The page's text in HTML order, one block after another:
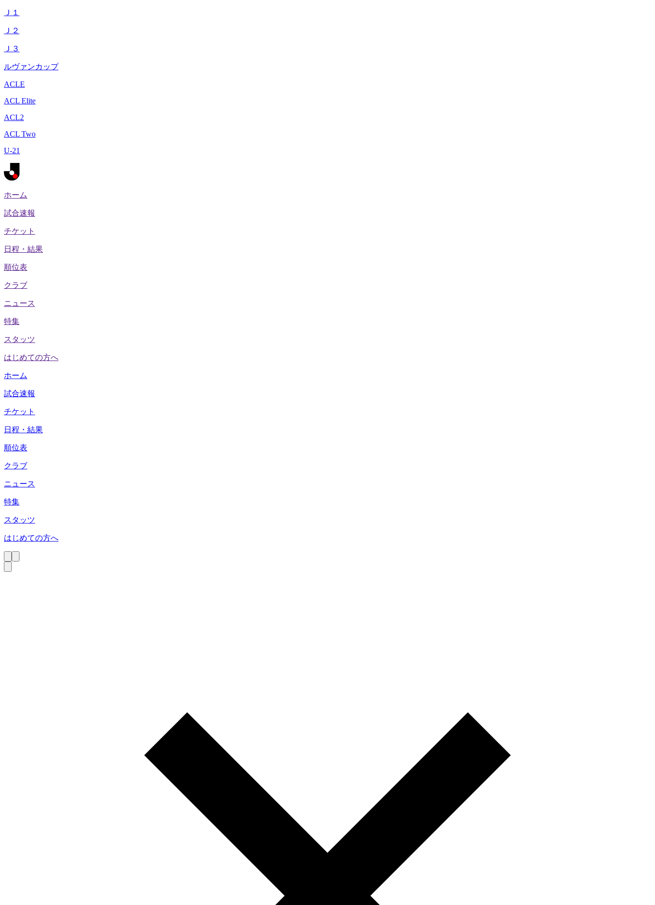
Ｊ１
Ｊ２
Ｊ３
ルヴァンカップ
ACLE
ACL Elite
ACL2
ACL Two
U-21
ホーム
試合速報
チケット
日程・結果
順位表
クラブ
ニュース
特集
スタッツ
はじめての方へ
ホーム
試合速報
チケット
日程・結果
順位表
クラブ
ニュース
特集
スタッツ
はじめての方へ